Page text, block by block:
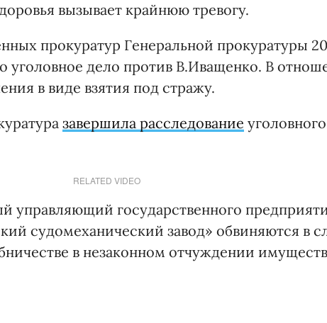
вызывает крайнюю тревогу.
прокуратур Генеральной прокуратуры 20
уголовное дело против В.Иващенко. В
в виде взятия под стражу.
завершила расследование
RELATED VIDEO
управляющий государственного
судомеханический завод» обвиняются в
в незаконном отчуждении